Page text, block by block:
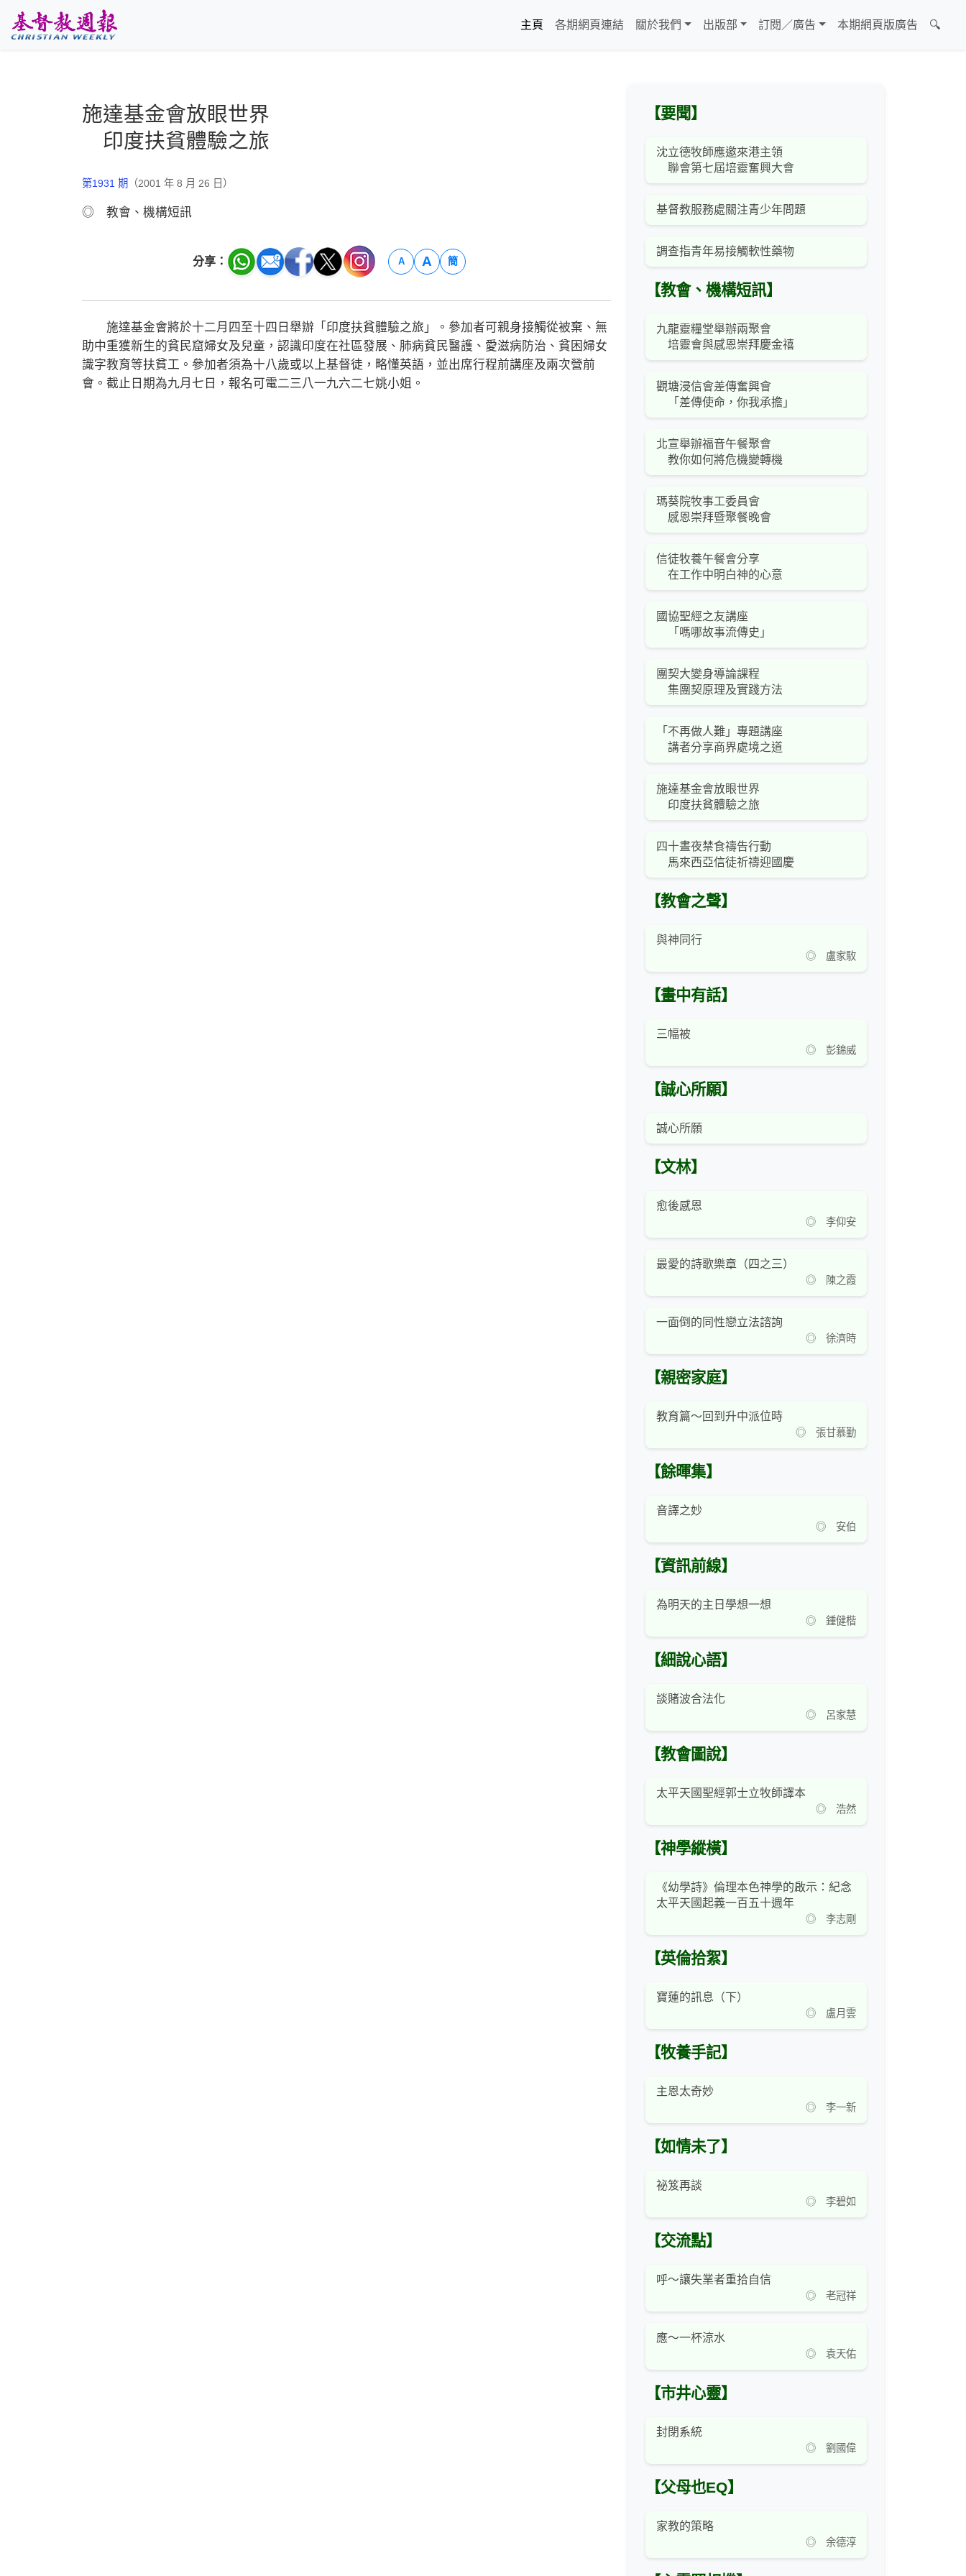
主頁
各期網頁連結 關於我們 出版部 訂閱／廣告 本期網頁版廣告 🔍
施達基金會放眼世界
印度扶貧體驗之旅
第1931 期 （2001 年 8 月 26 日）
◎ 教會、機構短訊
分享： A A 簡
施達基金會將於十二月四至十四日舉辦「印度扶貧體驗之旅」。參加者可親身接觸從被棄、無
助中重獲新生的貧民窟婦女及兒童，認識印度在社區發展、肺病貧民醫護、愛滋病防治、貧困婦女
識字教育等扶貧工。參加者須為十八歲或以上基督徒，略懂英語，並出席行程前講座及兩次營前
會。截止日期為九月七日，報名可電二三八一九六二七姚小姐。
【要聞】
沈立德牧師應邀來港主領
聯會第七屆培靈奮興大會
基督教服務處關注青少年問題
調查指青年易接觸軟性藥物
【教會、機構短訊】
九龍靈糧堂舉辦兩聚會
培靈會與感恩崇拜慶金禧
觀塘浸信會差傳奮興會
「差傳使命，你我承擔」
北宣舉辦福音午餐聚會
教你如何將危機變轉機
瑪葵院牧事工委員會
感恩崇拜暨聚餐晚會
信徒牧養午餐會分享
在工作中明白神的心意
國協聖經之友講座
「嗎哪故事流傳史」
團契大變身導論課程
集團契原理及實踐方法
「不再做人難」專題講座
講者分享商界處境之道
施達基金會放眼世界
印度扶貧體驗之旅
四十晝夜禁食禱告行動
馬來西亞信徒祈禱迎國慶
【教會之聲】
與神同行
◎ 盧家駇
【畫中有話】
三幅被
◎ 彭錦威
【誠心所願】
誠心所願
【文林】
愈後感恩
◎ 李仰安
最愛的詩歌樂章（四之三）
◎ 陳之霞
一面倒的同性戀立法諮詢
◎ 徐濟時
【親密家庭】
教育篇～回到升中派位時
◎ 張甘慕勤
【餘暉集】
音譯之妙
◎ 安伯
【資訊前線】
為明天的主日學想一想
◎ 鍾健楷
【細說心語】
談賭波合法化
◎ 呂家慧
【教會圖說】
太平天國聖經郭士立牧師譯本
◎ 浩然
【神學縱橫】
《幼學詩》倫理本色神學的啟示：紀念
太平天國起義一百五十週年
◎ 李志剛
【英倫拾絮】
寶蓮的訊息（下）
◎ 盧月雲
【牧養手記】
主恩太奇妙
◎ 李一新
【如情未了】
祕笈再談
◎ 李碧如
【交流點】
呼～讓失業者重拾自信
◎ 老冠祥
應～一杯涼水
◎ 袁天佑
【市井心靈】
封閉系統
◎ 劉國偉
【父母也EQ】
家教的策略
◎ 余德淳